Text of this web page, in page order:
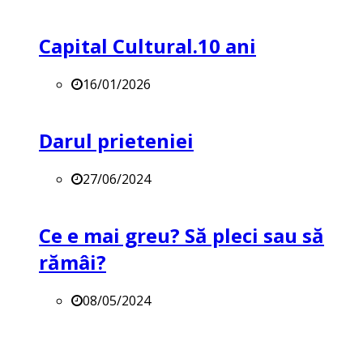
Capital Cultural.10 ani
16/01/2026
Darul prieteniei
27/06/2024
Ce e mai greu? Să pleci sau să
rămâi?
08/05/2024